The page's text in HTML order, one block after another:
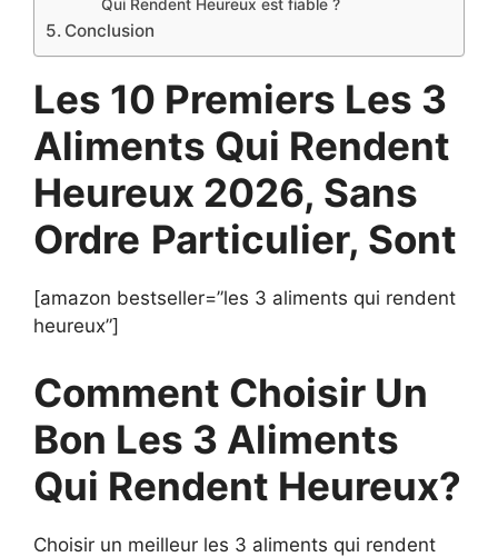
Qui Rendent Heureux est fiable ?
Conclusion
Les 10 Premiers Les 3
Aliments Qui Rendent
Heureux 2026, Sans
Ordre Particulier, Sont
[amazon bestseller=”les 3 aliments qui rendent
heureux”]
Comment Choisir Un
Bon Les 3 Aliments
Qui Rendent Heureux?
Choisir un meilleur les 3 aliments qui rendent